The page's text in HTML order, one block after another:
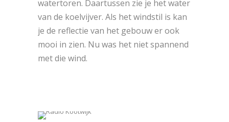
watertoren. Daartussen zie je het water
van de koelvijver. Als het windstil is kan
je de reflectie van het gebouw er ook
mooi in zien. Nu was het niet spannend
met die wind.